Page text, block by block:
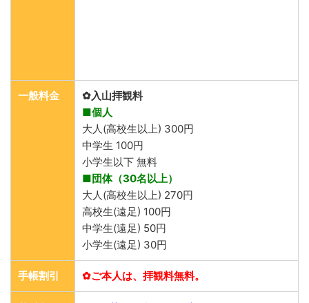
一般料金
✿入山拝観料
■個人
大人(高校生以上) 300円
中学生 100円
小学生以下 無料
■団体（30名以上）
大人(高校生以上) 270円
高校生(遠足) 100円
中学生(遠足) 50円
小学生(遠足) 30円
手帳割引 ✿ご本人は、拝観料無料。